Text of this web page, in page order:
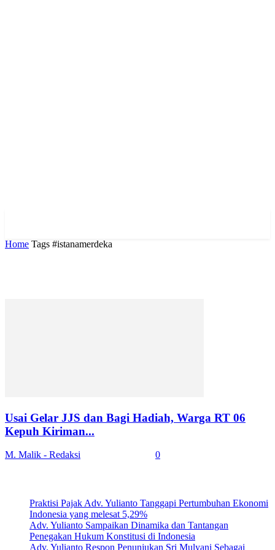
Home Tags #istanamerdeka
Usai Gelar JJS dan Bagi Hadiah, Warga RT 06
Kepuh Kiriman...
M. Malik - Redaksi 0
Praktisi Pajak Adv. Yulianto Tanggapi Pertumbuhan Ekonomi
Indonesia yang melesat 5,29%
Adv. Yulianto Sampaikan Dinamika dan Tantangan
Penegakan Hukum Konstitusi di Indonesia
Adv. Yulianto Respon Penunjukan Sri Mulyani Sebagai